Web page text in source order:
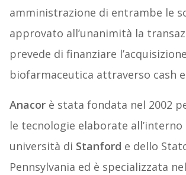
amministrazione di entrambe le
approvato all’unanimità la
prevede di finanziare
biofarmaceutica attraverso cash
Anacorè stata fondata nel 2002
le tecnologie elaborate all’interno
università di Stanford e dello
Pennsylvania ed è specializzata